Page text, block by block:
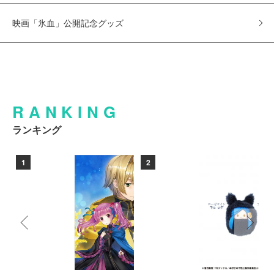
映画「氷血」公開記念グッズ
RANKING
ランキング
1 2